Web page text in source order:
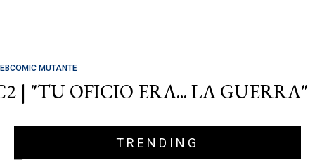
MUTANTE
| "TU OFICIO ERA... LA GUERRA"
TRENDING